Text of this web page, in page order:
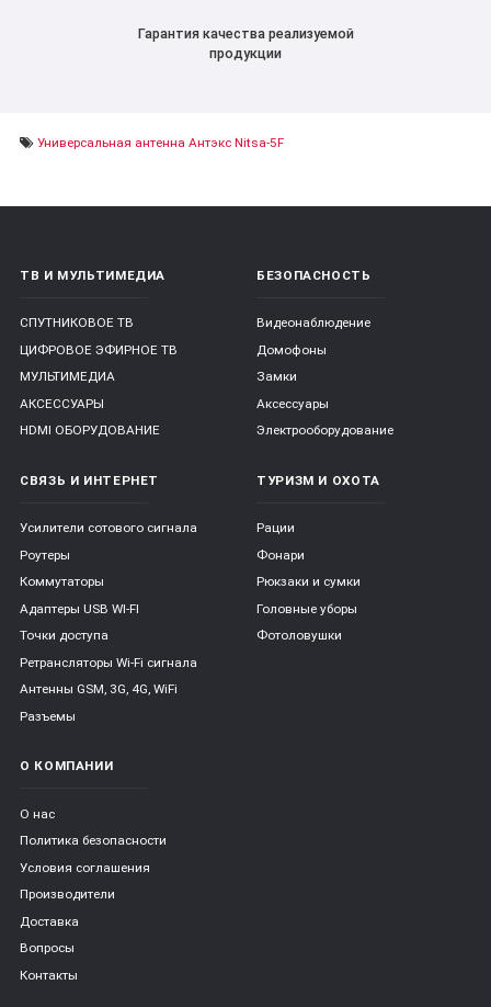
Гарантия качества реализуемой
продукции
Универсальная антенна Антэкс Nitsa-5F
ТВ И МУЛЬТИМЕДИА
СПУТНИКОВОЕ ТВ
ЦИФРОВОЕ ЭФИРНОЕ ТВ
МУЛЬТИМЕДИА
АКСЕССУАРЫ
HDMI ОБОРУДОВАНИЕ
БЕЗОПАСНОСТЬ
Видеонаблюдение
Домофоны
Замки
Аксессуары
Электрооборудование
СВЯЗЬ И ИНТЕРНЕТ
Усилители сотового сигнала
Роутеры
Коммутаторы
Адаптеры USB WI-FI
Точки доступа
Ретрансляторы Wi-Fi сигнала
Антенны GSM, 3G, 4G, WiFi
Разъемы
ТУРИЗМ И ОХОТА
Рации
Фонари
Рюкзаки и сумки
Головные уборы
Фотоловушки
О КОМПАНИИ
О нас
Политика безопасности
Условия соглашения
Производители
Доставка
Вопросы
Контакты